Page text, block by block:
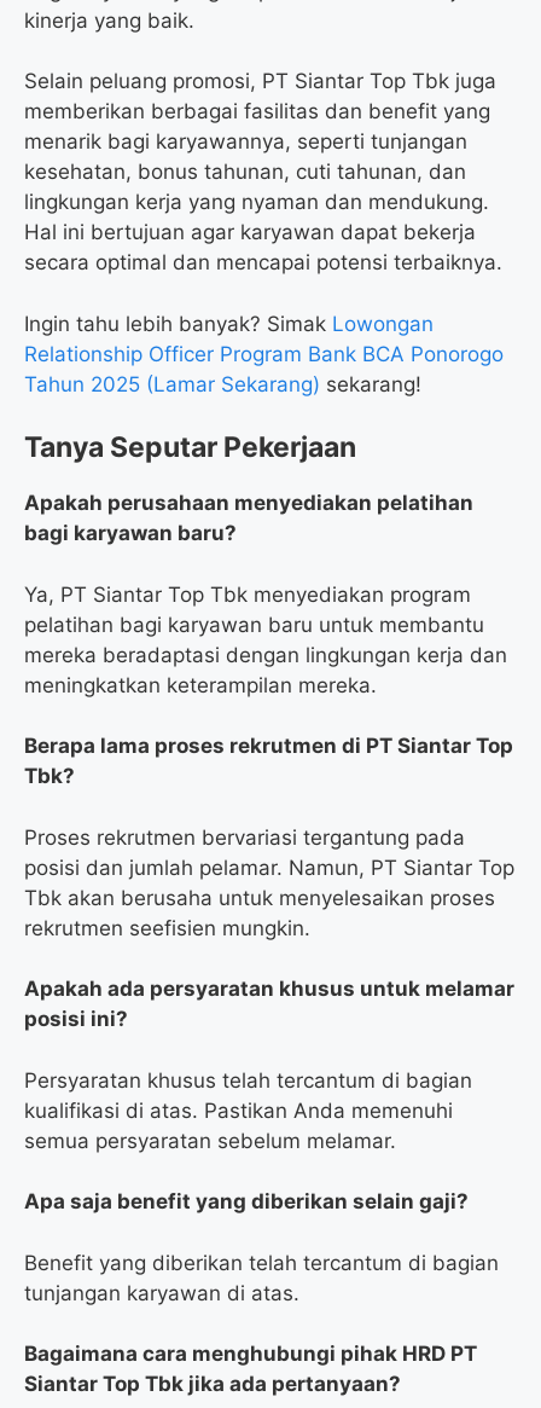
kinerja yang baik.
Selain peluang promosi, PT Siantar Top Tbk juga
memberikan berbagai fasilitas dan benefit yang
menarik bagi karyawannya, seperti tunjangan
kesehatan, bonus tahunan, cuti tahunan, dan
lingkungan kerja yang nyaman dan mendukung.
Hal ini bertujuan agar karyawan dapat bekerja
secara optimal dan mencapai potensi terbaiknya.
Ingin tahu lebih banyak? Simak Lowongan
Relationship Officer Program Bank BCA Ponorogo
Tahun 2025 (Lamar Sekarang) sekarang!
Tanya Seputar Pekerjaan
Apakah perusahaan menyediakan pelatihan
bagi karyawan baru?
Ya, PT Siantar Top Tbk menyediakan program
pelatihan bagi karyawan baru untuk membantu
mereka beradaptasi dengan lingkungan kerja dan
meningkatkan keterampilan mereka.
Berapa lama proses rekrutmen di PT Siantar Top
Tbk?
Proses rekrutmen bervariasi tergantung pada
posisi dan jumlah pelamar. Namun, PT Siantar Top
Tbk akan berusaha untuk menyelesaikan proses
rekrutmen seefisien mungkin.
Apakah ada persyaratan khusus untuk melamar
posisi ini?
Persyaratan khusus telah tercantum di bagian
kualifikasi di atas. Pastikan Anda memenuhi
semua persyaratan sebelum melamar.
Apa saja benefit yang diberikan selain gaji?
Benefit yang diberikan telah tercantum di bagian
tunjangan karyawan di atas.
Bagaimana cara menghubungi pihak HRD PT
Siantar Top Tbk jika ada pertanyaan?